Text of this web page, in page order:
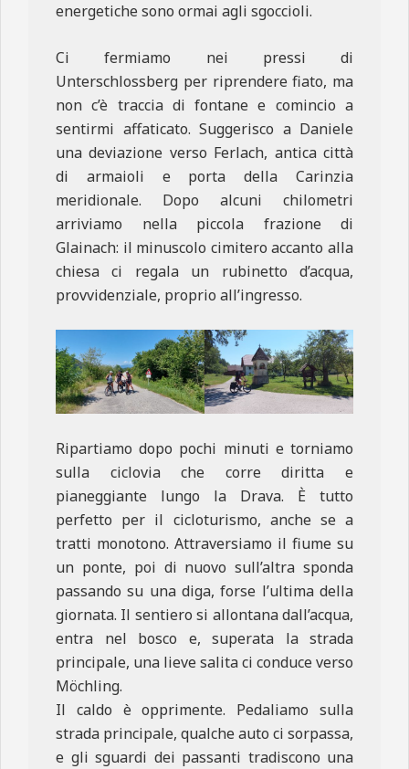
energetiche sono ormai agli sgoccioli.
Ci fermiamo nei pressi di
Unterschlossberg per riprendere fiato, ma
non c’è traccia di fontane e comincio a
sentirmi affaticato. Suggerisco a Daniele
una deviazione verso Ferlach, antica città
di armaioli e porta della Carinzia
meridionale. Dopo alcuni chilometri
arriviamo nella piccola frazione di
Glainach: il minuscolo cimitero accanto alla
chiesa ci regala un rubinetto d’acqua,
provvidenziale, proprio all’ingresso.
Ripartiamo dopo pochi minuti e torniamo
sulla ciclovia che corre diritta e
pianeggiante lungo la Drava. È tutto
perfetto per il cicloturismo, anche se a
tratti monotono. Attraversiamo il fiume su
un ponte, poi di nuovo sull’altra sponda
passando su una diga, forse l’ultima della
giornata. Il sentiero si allontana dall’acqua,
entra nel bosco e, superata la strada
principale, una lieve salita ci conduce verso
Möchling.
Il caldo è opprimente. Pedaliamo sulla
strada principale, qualche auto ci sorpassa,
e gli sguardi dei passanti tradiscono una